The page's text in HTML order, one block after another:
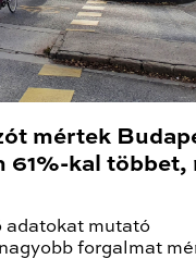
mértek
61%-kal többet,
adatokat mutató
forgalmat